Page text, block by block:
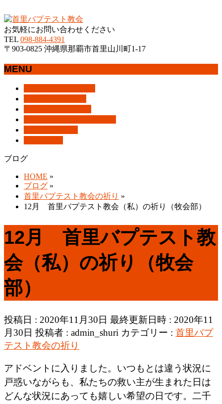
お気軽にお問い合わせください
TEL 098-884-4391
〒903-0825 沖縄県那覇市首里山川町1-17
MENU
す
ブログ
HOME »
ブログ »
首里バプテスト教会の祈り »
12月 首里バプテスト教会（私）の祈り（牧会部）
12月 首里バプテスト教
会（私）の祈り（牧会
部）
投稿日 : 2020年11月30日 最終更新日時 : 2020年11
月30日 投稿者 : admin_shuri カテゴリー : 首里バプ
テスト教会の祈り
アドベントに入りました。いつもとは違う状況に
戸惑いながらも、私たちの救い主が生まれた日は
どんな状況にあっても嬉しい希望の日です。二千